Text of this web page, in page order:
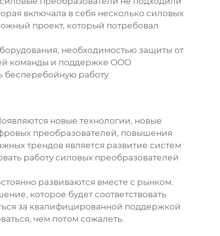
включала в себя несколько силовых
проект, который потребовал
необходимостью защиты от
команды и поддержке ООО
бесперебойную работу
новые технологии, новые
преобразователей, повышения
трендов является развитие систем
работу силовых преобразователей
развиваются вместе с рынком.
которое будет соответствовать
за квалифицированной поддержкой
чем потом сожалеть.